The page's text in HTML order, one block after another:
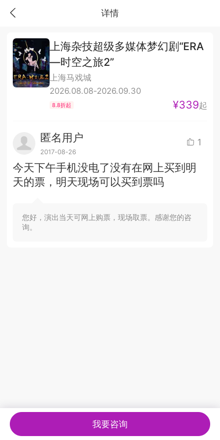
详情
上海杂技超级多媒体梦幻剧“ERA
—时空之旅2”
上海马戏城
2026.08.08-2026.09.30
8.8折起 ¥339起
匿名用户
2017-08-26
1
今天下午手机没电了没有在网上买到明
天的票，明天现场可以买到票吗
您好，演出当天可网上购票，现场取票。感谢您的咨
询。
我要咨询